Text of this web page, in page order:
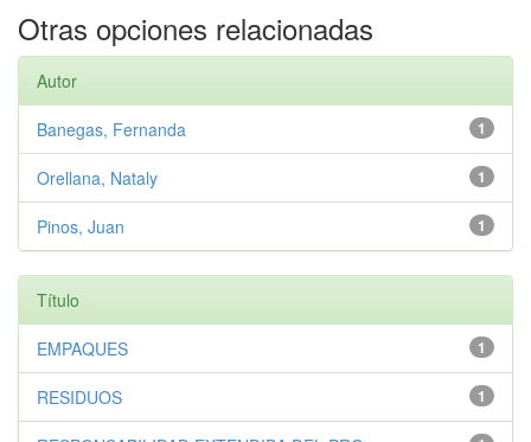
Otras opciones relacionadas
Autor
1
Banegas, Fernanda
1
Orellana, Nataly
1
Pinos, Juan
Título
1
EMPAQUES
1
RESIDUOS